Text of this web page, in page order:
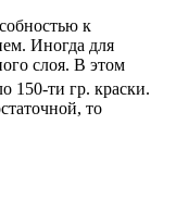
к
Иногда для
слоя. В этом
150-ти гр. краски.
то